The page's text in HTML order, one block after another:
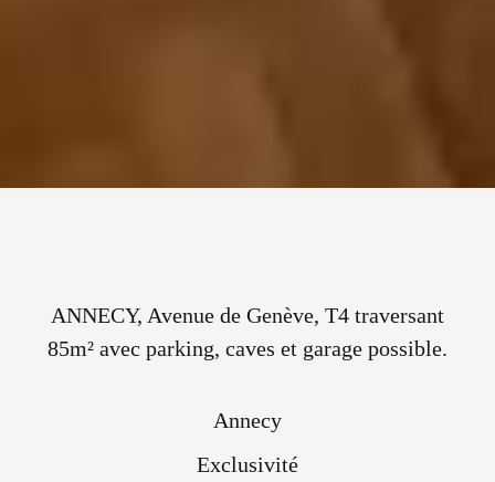
ANNECY, Avenue de Genève, T4 traversant
85m² avec parking, caves et garage possible.
Annecy
Exclusivité